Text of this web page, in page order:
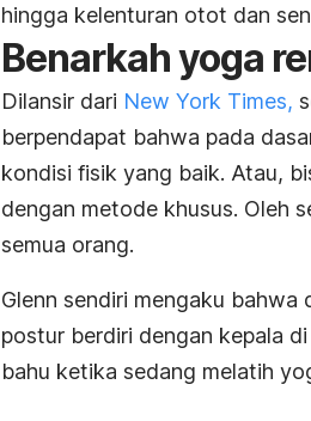
hingga kelenturan otot dan
Benarkah yoga
Dilansir dari New York Times,
berpendapat bahwa pada
kondisi fisik yang baik. Atau,
dengan metode khusus. Oleh
semua orang.
Glenn sendiri mengaku
postur berdiri dengan kepala
bahu ketika sedang melatih